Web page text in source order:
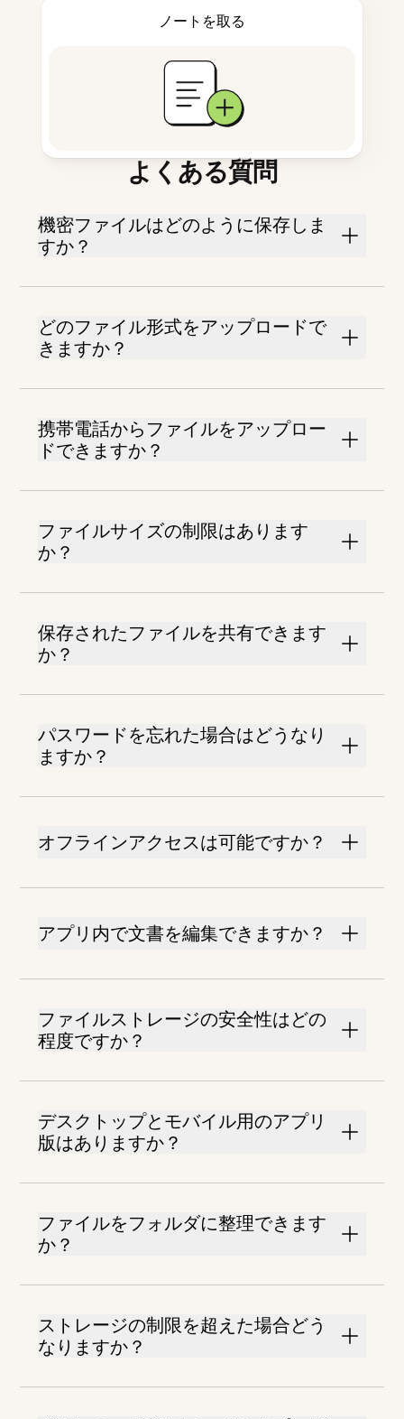
ノートを取る
よくある質問
機密ファイルはどのように保存しま
すか？
どのファイル形式をアップロードで
きますか？
携帯電話からファイルをアップロー
ドできますか？
ファイルサイズの制限はあります
か？
保存されたファイルを共有できます
か？
パスワードを忘れた場合はどうなり
ますか？
オフラインアクセスは可能ですか？
アプリ内で文書を編集できますか？
ファイルストレージの安全性はどの
程度ですか？
デスクトップとモバイル用のアプリ
版はありますか？
ファイルをフォルダに整理できます
か？
ストレージの制限を超えた場合どう
なりますか？